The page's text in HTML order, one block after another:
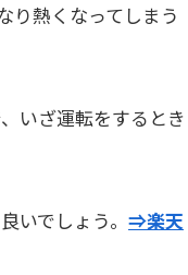
り熱くなってしまう
いざ運転をするとき
いでしょう。 ⇒楽天